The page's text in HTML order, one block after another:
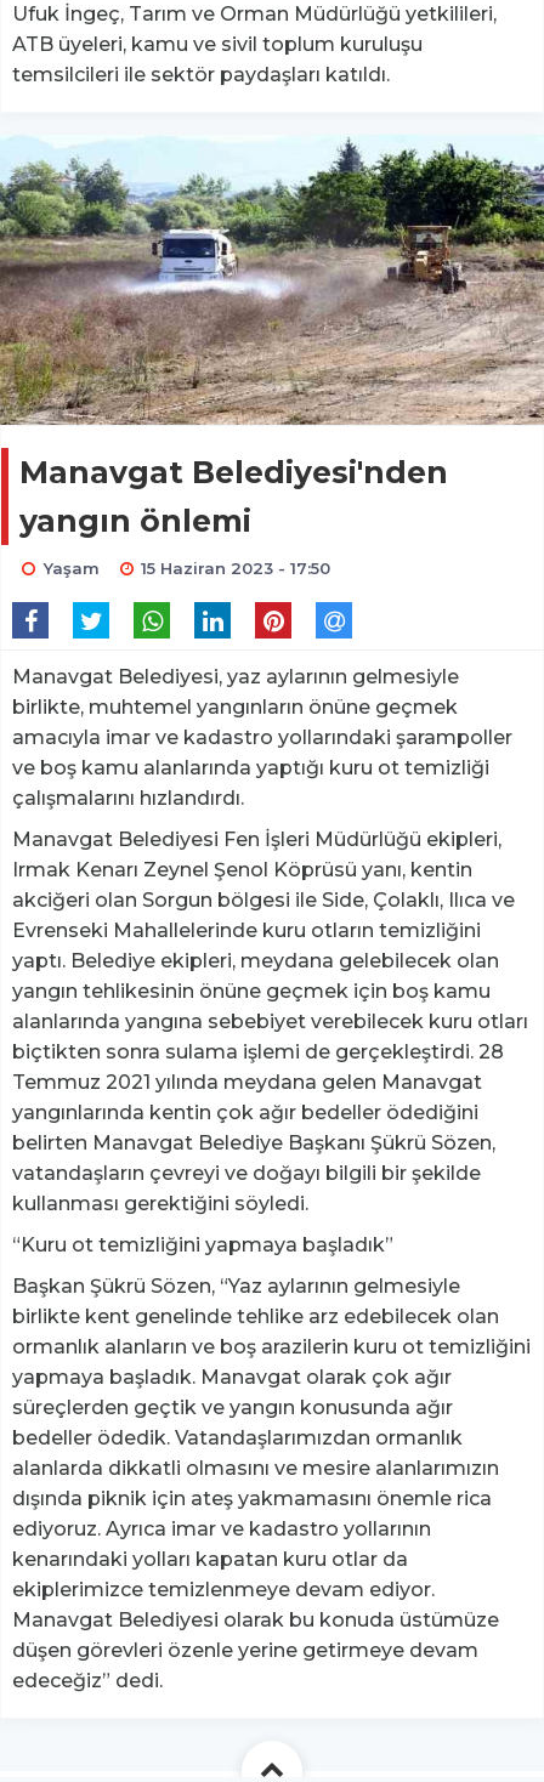
Ufuk İngeç, Tarım ve Orman Müdürlüğü yetkilileri,
ATB üyeleri, kamu ve sivil toplum kuruluşu
temsilcileri ile sektör paydaşları katıldı.
Manavgat Belediyesi'nden
yangın önlemi
Yaşam 15 Haziran 2023 - 17:50
Manavgat Belediyesi, yaz aylarının gelmesiyle
birlikte, muhtemel yangınların önüne geçmek
amacıyla imar ve kadastro yollarındaki şarampoller
ve boş kamu alanlarında yaptığı kuru ot temizliği
çalışmalarını hızlandırdı.
Manavgat Belediyesi Fen İşleri Müdürlüğü ekipleri,
Irmak Kenarı Zeynel Şenol Köprüsü yanı, kentin
akciğeri olan Sorgun bölgesi ile Side, Çolaklı, Ilıca ve
Evrenseki Mahallelerinde kuru otların temizliğini
yaptı. Belediye ekipleri, meydana gelebilecek olan
yangın tehlikesinin önüne geçmek için boş kamu
alanlarında yangına sebebiyet verebilecek kuru otları
biçtikten sonra sulama işlemi de gerçekleştirdi. 28
Temmuz 2021 yılında meydana gelen Manavgat
yangınlarında kentin çok ağır bedeller ödediğini
belirten Manavgat Belediye Başkanı Şükrü Sözen,
vatandaşların çevreyi ve doğayı bilgili bir şekilde
kullanması gerektiğini söyledi.
“Kuru ot temizliğini yapmaya başladık”
Başkan Şükrü Sözen, “Yaz aylarının gelmesiyle
birlikte kent genelinde tehlike arz edebilecek olan
ormanlık alanların ve boş arazilerin kuru ot temizliğini
yapmaya başladık. Manavgat olarak çok ağır
süreçlerden geçtik ve yangın konusunda ağır
bedeller ödedik. Vatandaşlarımızdan ormanlık
alanlarda dikkatli olmasını ve mesire alanlarımızın
dışında piknik için ateş yakmamasını önemle rica
ediyoruz. Ayrıca imar ve kadastro yollarının
kenarındaki yolları kapatan kuru otlar da
ekiplerimizce temizlenmeye devam ediyor.
Manavgat Belediyesi olarak bu konuda üstümüze
düşen görevleri özenle yerine getirmeye devam
edeceğiz” dedi.